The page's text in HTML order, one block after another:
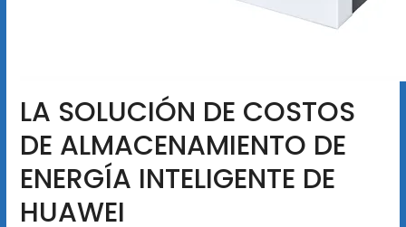
LA SOLUCIÓN DE COSTOS
DE ALMACENAMIENTO DE
ENERGÍA INTELIGENTE DE
HUAWEI